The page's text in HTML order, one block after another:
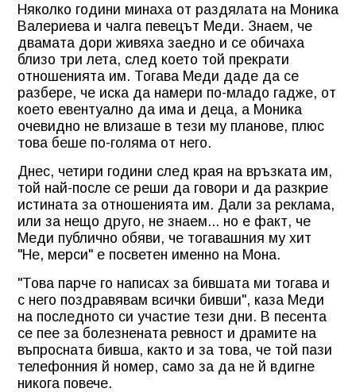
Няколко години минаха от раздялата на Моника
Валериева и чалга певецът Меди. Знаем, че
двамата дори живяха заедно и се обичаха
близо три лета, след което той прекрати
отношенията им. Тогава Меди даде да се
разбере, че иска да намери по-младо гадже, от
което евентуално да има и деца, а Моника
очевидно не влизаше в тези му планове, плюс
това беше по-голяма от него.
Днес, четири години след края на връзката им,
той най-после се реши да говори и да разкрие
истината за отношенията им. Дали за реклама,
или за нещо друго, не знаем... но е факт, че
Меди публично обяви, че тогавашния му хит
"Не, мерси" е посветен именно на Мона.
"Това парче го написах за бившата ми тогава и
с него поздравявам всички бивши", каза Меди
на последното си участие тези дни. В песента
се пее за болезнената ревност и драмите на
въпросната бивша, както и за това, че той пази
телефонния й номер, само за да не й вдигне
никога повече.